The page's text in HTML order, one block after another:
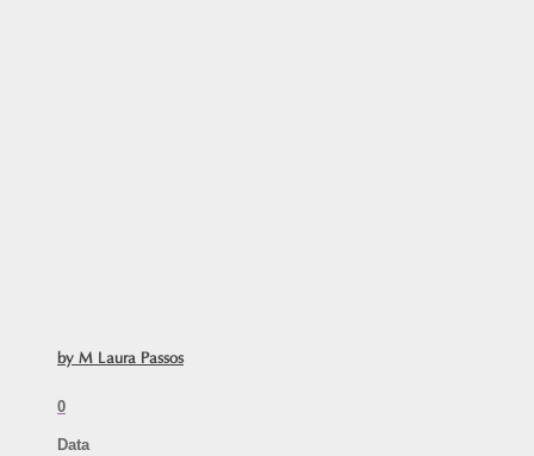
by M Laura Passos
0
Data